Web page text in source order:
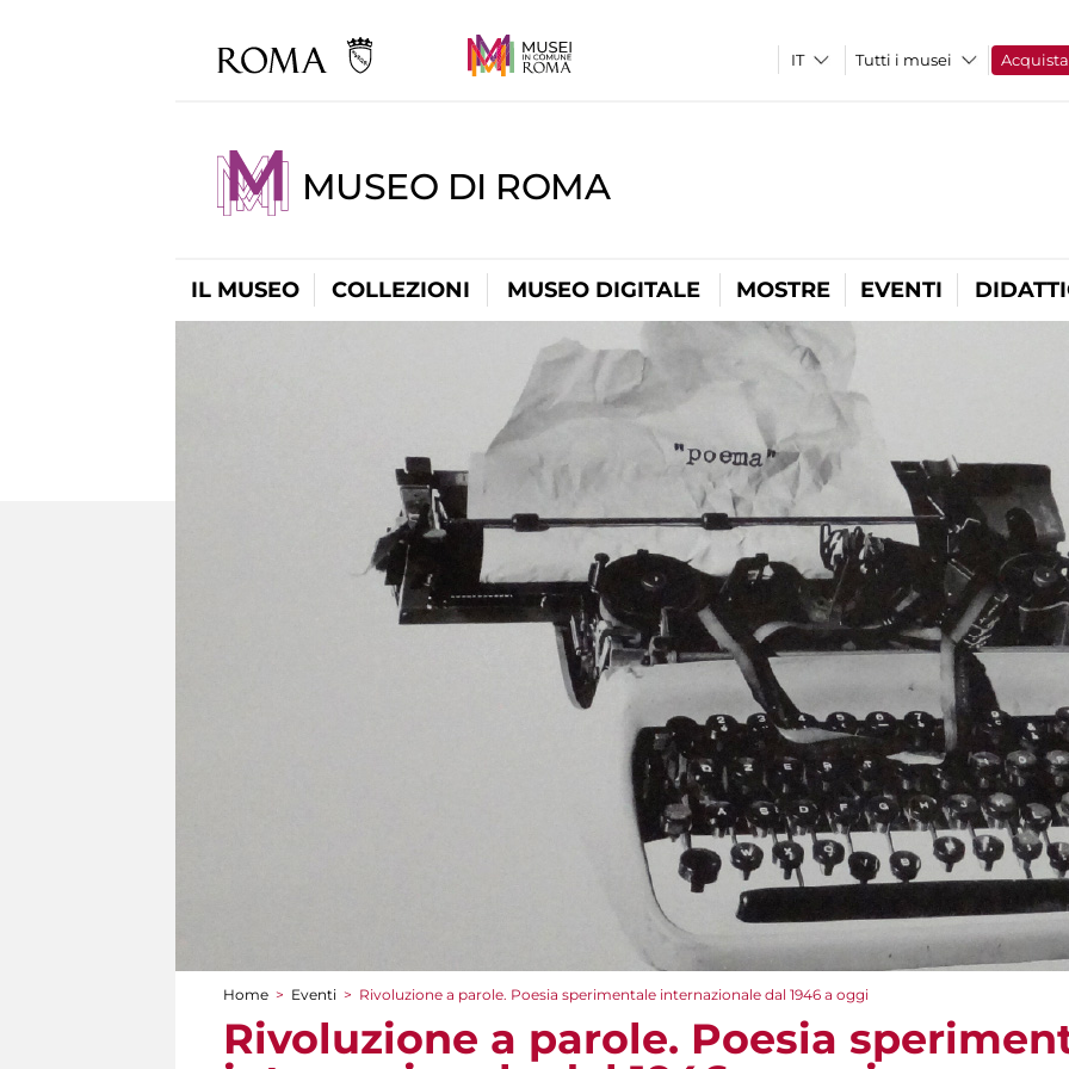
Tutti i musei Acquista
MUSEO DI ROMA
IL MUSEO COLLEZIONI MUSEO DIGITALE MOSTRE EVENTI
Tu sei qui
Home > Eventi > Rivoluzione a parole. Poesia sperimentale internazionale dal 1946 a oggi
Rivoluzione a parole. Poesia